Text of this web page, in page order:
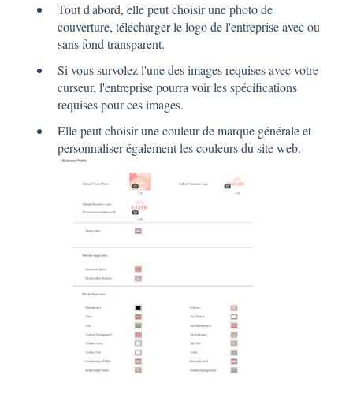
Tout d'abord, elle peut choisir une photo de
couverture, télécharger le logo de l'entreprise avec ou
sans fond transparent.
Si vous survolez l'une des images requises avec votre
curseur, l'entreprise pourra voir les spécifications
requises pour ces images.
Elle peut choisir une couleur de marque générale et
personnaliser également les couleurs du site web.